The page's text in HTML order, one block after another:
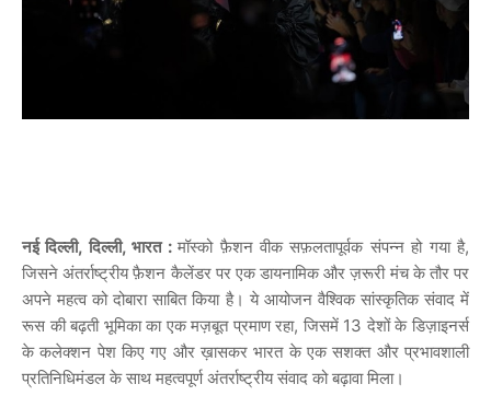
नई दिल्ली, दिल्ली, भारत :मॉस्को फ़ैशन वीक सफ़लतापूर्वक संपन्न हो गया है,
जिसने अंतर्राष्ट्रीय फ़ैशन कैलेंडर पर एक डायनामिक और ज़रूरी मंच के तौर पर
अपने महत्व को दोबारा साबित किया है। ये आयोजन वैश्विक सांस्कृतिक संवाद में
रूस की बढ़ती भूमिका का एक मज़बूत प्रमाण रहा, जिसमें 13 देशों के डिज़ाइनर्स
के कलेक्शन पेश किए गए और ख़ासकर भारत के एक सशक्त और प्रभावशाली
प्रतिनिधिमंडल के साथ महत्वपूर्ण अंतर्राष्ट्रीय संवाद को बढ़ावा मिला।